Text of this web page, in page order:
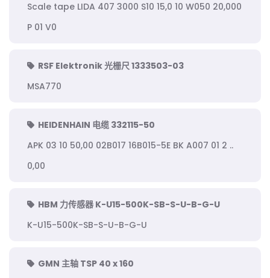
Scale tape LIDA 407 3000 S10 15,0 10 W050 20,000
P 01 V0
RSF Elektronik 光栅尺 1333503-03
MSA770
HEIDENHAIN 电缆 332115-50
APK 03 10 50,00 02B017 16B015-5E BK A007 01 2 ..
0,00
HBM 力传感器 K-U15-500K-SB-S-U-B-G-U
K-U15-500K-SB-S-U-B-G-U
GMN 主轴 TSP 40 x 160